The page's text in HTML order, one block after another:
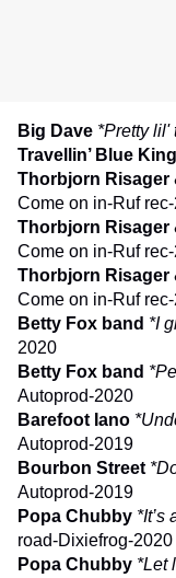
Big Dave *Pretty lil'
Travellin’ Blue
Thorbjorn Risager
Come on in-Ruf
Thorbjorn Risager
Come on in-Ruf
Thorbjorn Risager
Come on in-Ruf
Betty Fox band *I
2020
Betty Fox band
Autoprod-2020
Barefoot Iano
Autoprod-2019
Bourbon Street
Autoprod-2019
Popa Chubby *It’s
road-Dixiefrog-2020
Popa Chubby *Let